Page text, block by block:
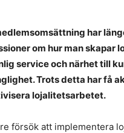
har
om hur man skapar
service och närhet till
Trots detta har få
lojalitetsarbetet.
försök att implementera